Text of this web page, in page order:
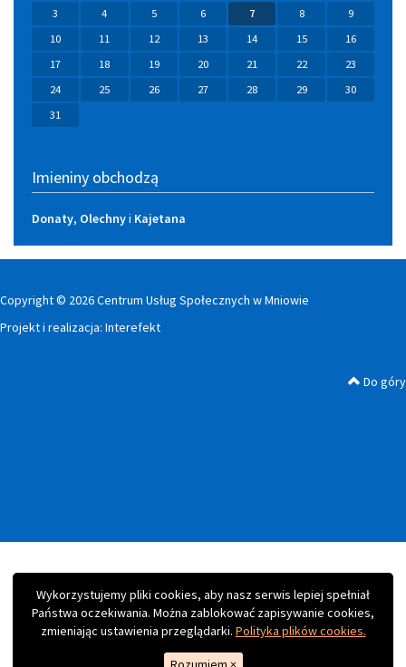
Wykorzystujemy pliki cookies, aby nasz serwis lepiej spełniał
Państwa oczekiwania. Można zablokować zapisywanie cookies,
zmieniając ustawienia przeglądarki. Polityka plików cookies.
3
4 5 6 7 8
9
10
11 12 13 14 15
16
17
18 19 20 21 22
23
24
25 26 27 28 29
30
31
Imieniny obchodzą
Donaty, Olechnyi Kajetana
Copyright © 2026 Centrum Usług Społecznych w Mniowie
Projekt i realizacja: Interefekt
Do góry